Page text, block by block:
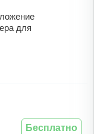
для
Бесплатно